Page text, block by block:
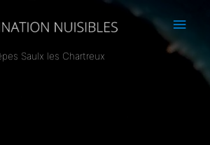
Saulx les Chartreux